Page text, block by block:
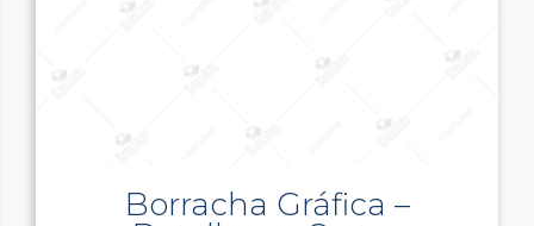
Borracha Gráfica –